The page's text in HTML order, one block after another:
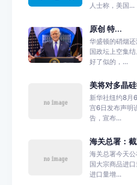
人士称，美国...
原创 特...
华盛顿的硝烟
国政坛上空集
好了似的，...
美将对多晶
新华社纽约8月
宫6日发布声明
告，宣布...
海关总署：
海关总署今天
国大宗商品进
进口量增...